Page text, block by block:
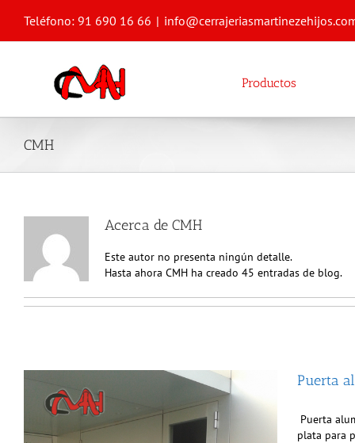
contenido
Teléfono: 91 690 16 66 |
Productos
CMH
Acerca de CMH
Este autor no presenta ningún detalle.
Hasta ahora CMH ha creado 45 entradas de blog.
Puerta
Puerta
plata para